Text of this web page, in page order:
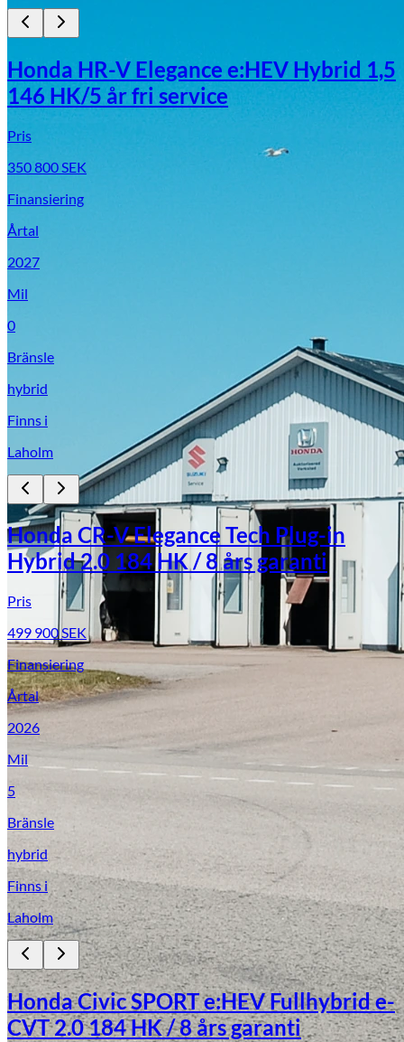
Fordonstyp
Visa alla fordon
Honda HR-V Elegance e:HEV Hybrid 1,5
146 HK/5 år fri service
Pris
350 800 SEK
Finansiering
Årtal
2027
Mil
0
Bränsle
hybrid
Finns i
Laholm
Honda CR-V Elegance Tech Plug-in
Hybrid 2.0 184 HK / 8 års garanti
Pris
499 900SEK
Finansiering
Årtal
2026
Mil
5
Bränsle
hybrid
Finns i
Laholm
Honda Civic SPORT e:HEV Fullhybrid e-
CVT 2.0 184 HK / 8 års garanti